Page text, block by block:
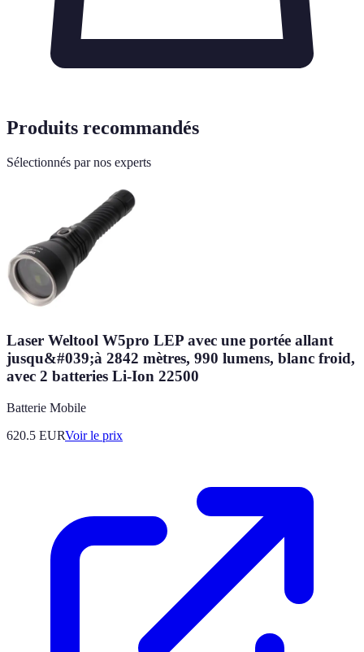
Produits recommandés
Sélectionnés par nos experts
Laser Weltool W5pro LEP avec une portée allant
jusqu&#039;à 2842 mètres, 990 lumens, blanc froid,
avec 2 batteries Li-Ion 22500
Batterie Mobile
620.5 EURVoir le prix